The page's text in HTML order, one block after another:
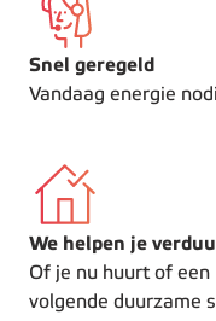
Snel geregeld
Vandaag energie
We helpen je
Of je nu huurt of
volgende duurzame